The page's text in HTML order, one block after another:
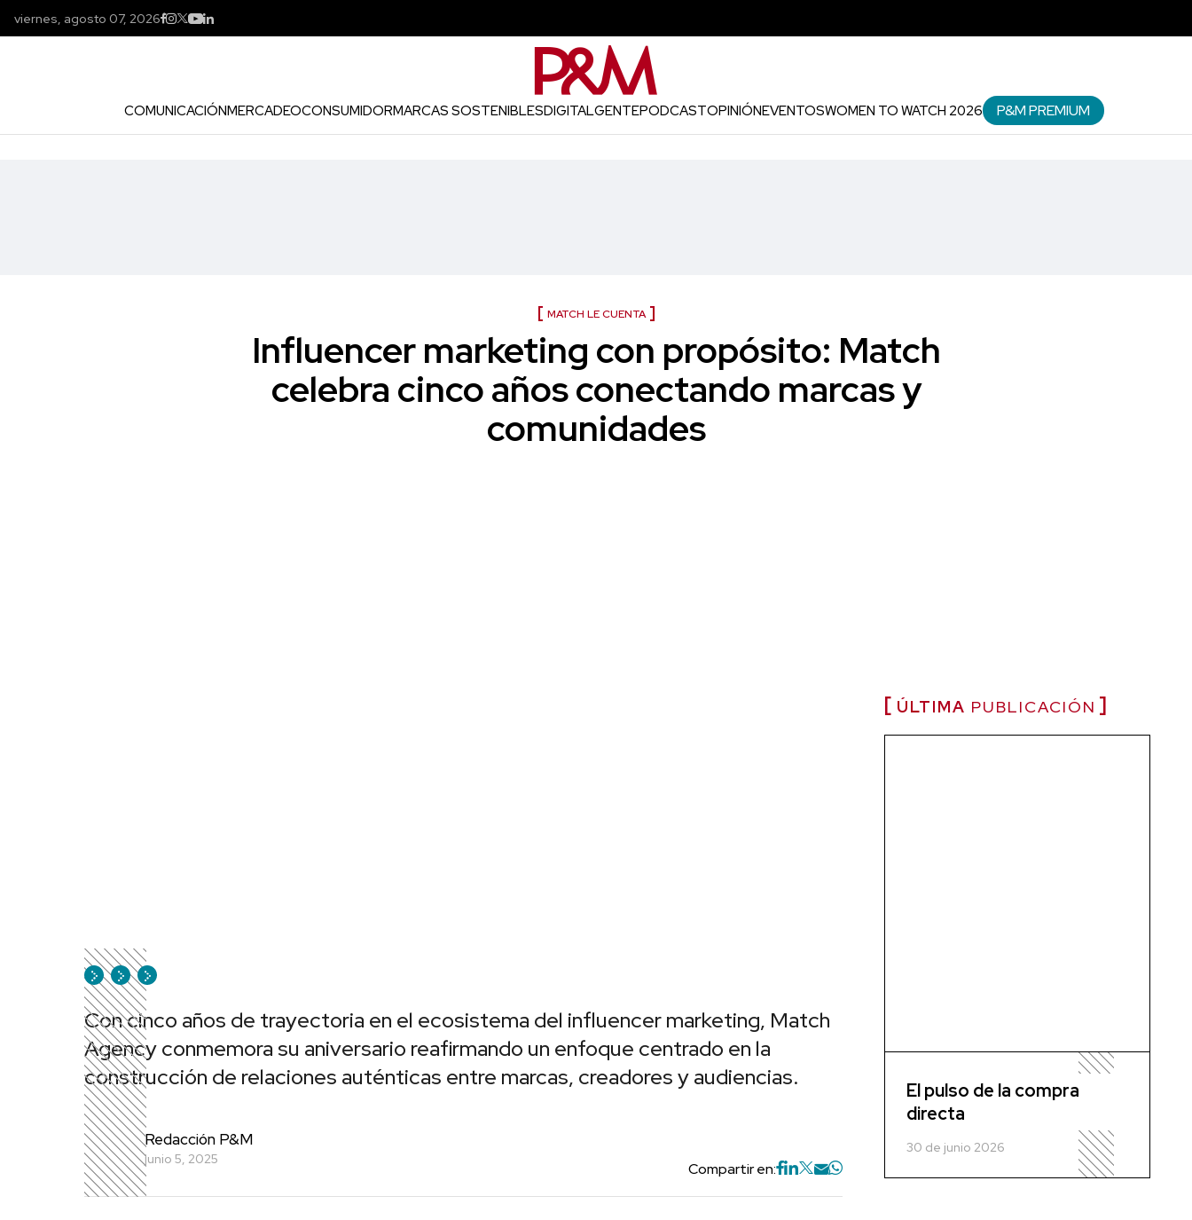
viernes, agosto 07, 2026
COMUNICACIÓNMERCADEOCONSUMIDORMARCAS SOSTENIBLESDIGITALGENTEPODCASTOPINIÓNEVENTOSWOMEN TO WATCH 2026 P&M PREMIUM
MATCH LE CUENTA
Influencer marketing con propósito: Match
celebra cinco años conectando marcas y
comunidades
Con cinco años de trayectoria en el ecosistema del influencer marketing, Match
Agency conmemora su aniversario reafirmando un enfoque centrado en la
construcción de relaciones auténticas entre marcas, creadores y audiencias.
Redacción P&M
junio 5, 2025
Compartir en:
ÚLTIMA PUBLICACIÓN
El pulso de la compra
directa
30 de junio 2026